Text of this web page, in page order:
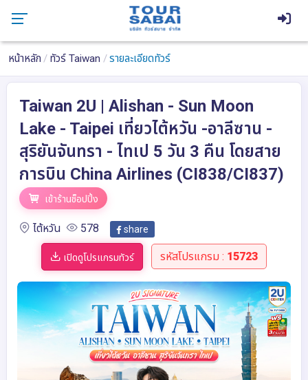
หน้าหลัก ทัวร์ Taiwan รายละเอียดทัวร์
Taiwan 2U | Alishan - Sun Moon
Lake - Taipei เที่ยวไต้หวัน -อาลีซาน -
สุริยันจันทรา - ไทเป 5 วัน 3 คืน โดยสาย
การบิน China Airlines (CI838/CI837)
เข้าร้านช็อปปิ้ง
ไต้หวัน 578 share
เปิดดูโปรแกรมทัวร์ รหัสโปรแกรม : 15723